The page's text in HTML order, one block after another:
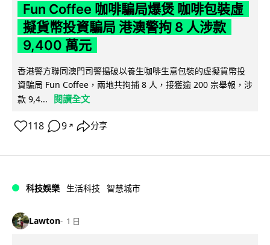
Fun Coffee 咖啡騙局爆煲 咖啡包裝虛
擬貨幣投資騙局 港澳警拘 8 人涉款
9,400 萬元
香港警方聯同澳門司警搗破以養生咖啡生意包裝的虛擬貨幣投
資騙局 Fun Coffee，兩地共拘捕 8 人，接獲逾 200 宗舉報，涉
款 9,4...
閱讀全文
118 9 ↗ 分享
科技娛樂 生活科技 智慧城市
Lawton 1 日